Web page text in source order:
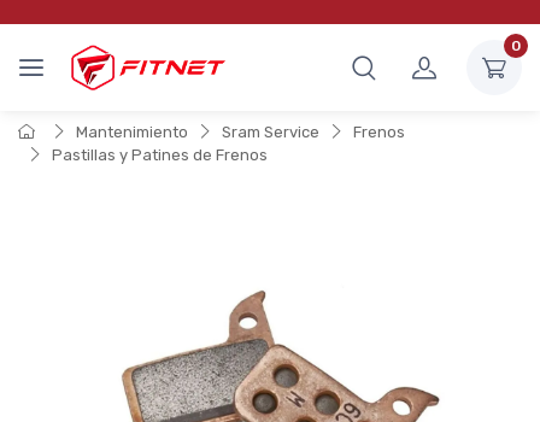
0
Mantenimiento Sram Service
Frenos
Pastillas y Patines de Frenos